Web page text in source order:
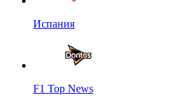
Испания
F1 Top News